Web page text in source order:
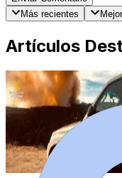
Más recientes
Artículos